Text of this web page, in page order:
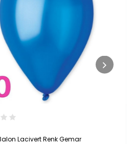
Pembe Renk Gemar